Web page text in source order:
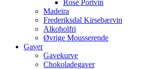
Rosé Portvin
Madeira
Frederiksdal Kirsebærvin
Alkoholfri
Øvrige Mousserende
Gaver
Gavekurve
Chokoladegaver